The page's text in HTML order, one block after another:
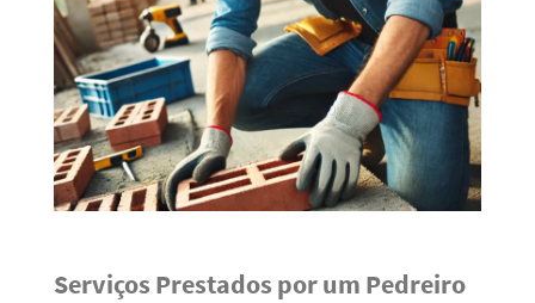
Serviços Prestados por um Pedreiro